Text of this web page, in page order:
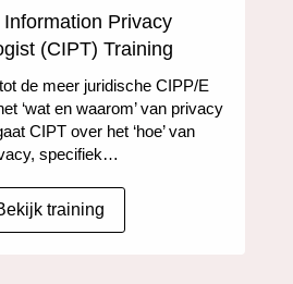
Privacy
(CIPT) Training
de meer juridische CIPP/E
‘wat en waarom’ van privacy
CIPT over het ‘hoe’ van
specifiek…
training